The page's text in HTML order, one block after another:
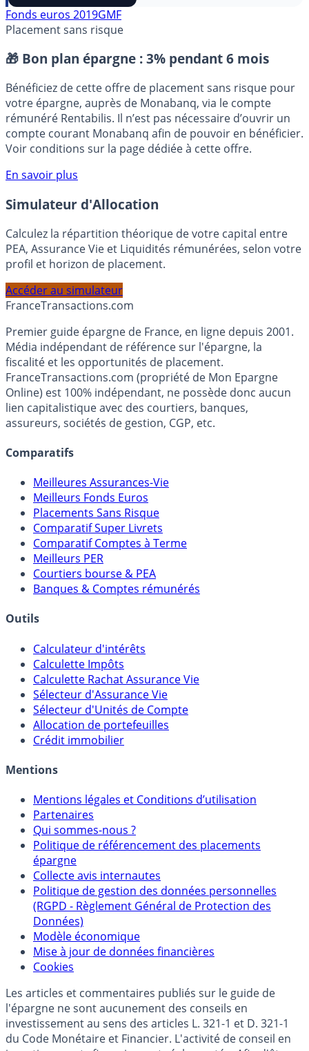
⭐️ Suivre sur Google
Placement sans risque
🎁 Bon plan épargne : 3% pendant 6 mois
Bénéficiez de cette offre de placement sans risque pour
votre épargne, auprès de Monabanq, via le compte
rémunéré Rentabilis. Il n’est pas nécessaire d’ouvrir un
Voir conditions sur la page dédiée à cette offre.
En savoir plus
Simulateur d'Allocation
Calculez la répartition théorique de votre capital entre
PEA, Assurance Vie et Liquidités rémunérées, selon votre
profil et horizon de placement.
FranceTransactions.com
Premier guide épargne de France, en ligne depuis 2001.
Média indépendant de référence sur l'épargne, la
fiscalité et les opportunités de placement.
FranceTransactions.com (propriété de Mon Epargne
Online) est 100% indépendant, ne possède donc aucun
lien capitalistique avec des courtiers, banques,
assureurs, sociétés de gestion, CGP, etc.
Comparatifs
Meilleures Assurances-Vie
Meilleurs Fonds Euros
Placements Sans Risque
Comparatif Super Livrets
Comparatif Comptes à Terme
Meilleurs PER
Banques & Comptes rémunérés
Outils
Calculateur d'intérêts
Calculette Impôts
Calculette Rachat Assurance Vie
Sélecteur d'Assurance Vie
Sélecteur d'Unités de Compte
Crédit immobilier
Mentions
Mentions légales et Conditions d’utilisation
Partenaires
Qui sommes-nous ?
Politique de référencement des placements
épargne
Collecte avis internautes
Politique de gestion des données personnelles
(RGPD - Règlement Général de Protection des
Données)
Modèle économique
Cookies
Les articles et commentaires publiés sur le guide de
l'épargne ne sont aucunement des conseils en